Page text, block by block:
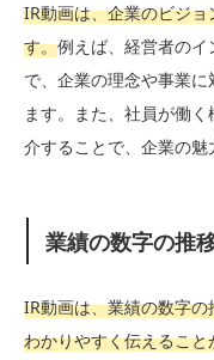
IR動画は、企業のビジ
す。例えば、経営者のイ
で、企業の理念や事業
ます。また、社員が働
介することで、企業の魅
業績の数字の推
IR動画は、業績の数字
わかりやすく伝えること